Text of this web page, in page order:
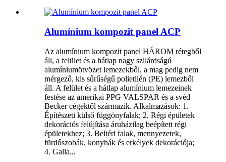
Alumínium kompozit panel ACP
Az alumínium kompozit panel HÁROM rétegből
áll, a felület és a hátlap nagy szilárdságú
alumíniumötvözet lemezekből, a mag pedig nem
mérgező, kis sűrűségű polietilén (PE) lemezből
áll. A felület és a hátlap alumínium lemezeinek
festése az amerikai PPG VALSPAR és a svéd
Becker cégektől származik. Alkalmazások: 1.
Építészeti külső függönyfalak; 2. Régi épületek
dekorációs felújítása áruházilag beépített régi
épületekhez; 3. Beltéri falak, mennyezetek,
fürdőszobák, konyhák és erkélyek dekorációja;
4. Galla...